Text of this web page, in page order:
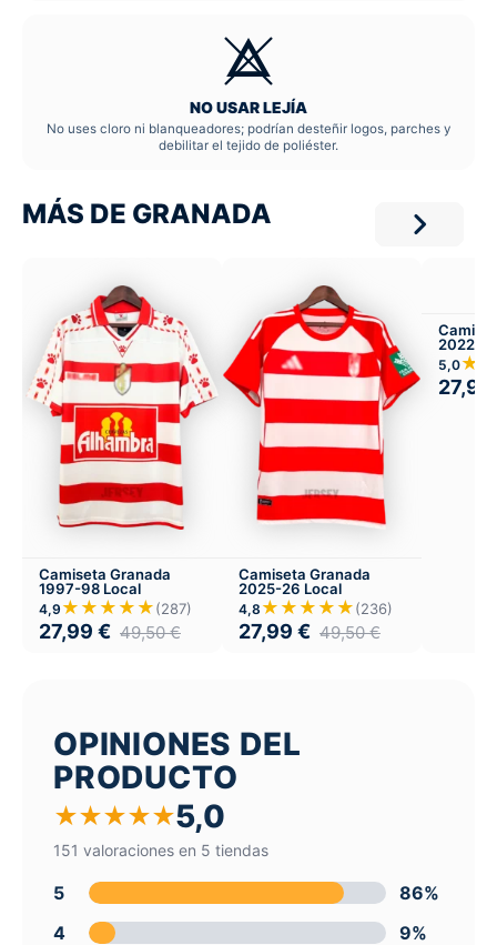
NO USAR LEJÍA
No uses cloro ni blanqueadores; podrían desteñir logos, parches y
debilitar el tejido de poliéster.
MÁS DE GRANADA
Camiseta Granada
1997-98 Local
4,9 ★★★★★(287)
27,99 € 49,50€
Camiseta Granada
2025-26 Local
4,8 ★★★★★(236)
27,99 € 49,50€
2022-
5,0
27,99
OPINIONES DEL
PRODUCTO
★★★★★5,0
151 valoraciones en 5 tiendas
5
86%
4
9%